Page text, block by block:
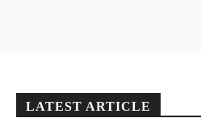
LATEST ARTICLE